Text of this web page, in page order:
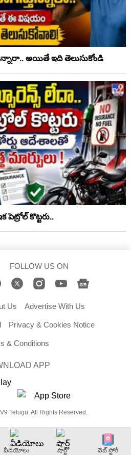
అయితే ఇది తెలుసుకోండి
కొట్టరు..
FOLLOW US ON
Us Advertise With Us
Privacy & Cookies Notice
& Conditions
APP
Telugu. All Rights Reserved.
వీడియోలు షార్ట్ వెబ్ స్టోరీ